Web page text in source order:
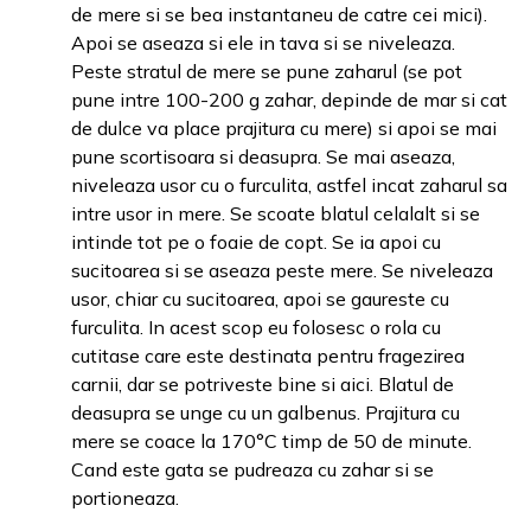
de mere si se bea instantaneu de catre cei mici).
Apoi se aseaza si ele in tava si se niveleaza.
Peste stratul de mere se pune zaharul (se pot
pune intre 100-200 g zahar, depinde de mar si cat
de dulce va place prajitura cu mere) si apoi se mai
pune scortisoara si deasupra. Se mai aseaza,
niveleaza usor cu o furculita, astfel incat zaharul sa
intre usor in mere. Se scoate blatul celalalt si se
intinde tot pe o foaie de copt. Se ia apoi cu
sucitoarea si se aseaza peste mere. Se niveleaza
usor, chiar cu sucitoarea, apoi se gaureste cu
furculita. In acest scop eu folosesc o rola cu
cutitase care este destinata pentru fragezirea
carnii, dar se potriveste bine si aici. Blatul de
deasupra se unge cu un galbenus. Prajitura cu
mere se coace la 170°C timp de 50 de minute.
Cand este gata se pudreaza cu zahar si se
portioneaza.